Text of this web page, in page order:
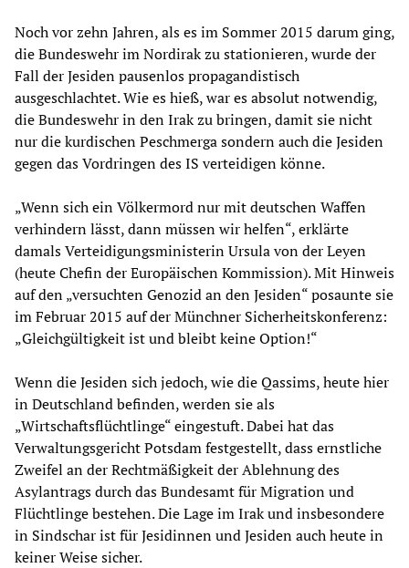
Noch vor zehn Jahren, als es im Sommer 2015 darum ging,
die Bundeswehr im Nordirak zu stationieren, wurde der
Fall der Jesiden pausenlos propagandistisch
ausgeschlachtet. Wie es hieß, war es absolut notwendig,
die Bundeswehr in den Irak zu bringen, damit sie nicht
nur die kurdischen Peschmerga sondern auch die Jesiden
gegen das Vordringen des IS verteidigen könne.
„Wenn sich ein Völkermord nur mit deutschen Waffen
verhindern lässt, dann müssen wir helfen“, erklärte
damals Verteidigungsministerin Ursula von der Leyen
(heute Chefin der Europäischen Kommission). Mit Hinweis
auf den „versuchten Genozid an den Jesiden“ posaunte sie
im Februar 2015 auf der Münchner Sicherheitskonferenz:
„Gleichgültigkeit ist und bleibt keine Option!“
Wenn die Jesiden sich jedoch, wie die Qassims, heute hier
in Deutschland befinden, werden sie als
„Wirtschaftsflüchtlinge“ eingestuft. Dabei hat das
Verwaltungsgericht Potsdam festgestellt, dass ernstliche
Zweifel an der Rechtmäßigkeit der Ablehnung des
Asylantrags durch das Bundesamt für Migration und
Flüchtlinge bestehen. Die Lage im Irak und insbesondere
in Sindschar ist für Jesidinnen und Jesiden auch heute in
keiner Weise sicher.